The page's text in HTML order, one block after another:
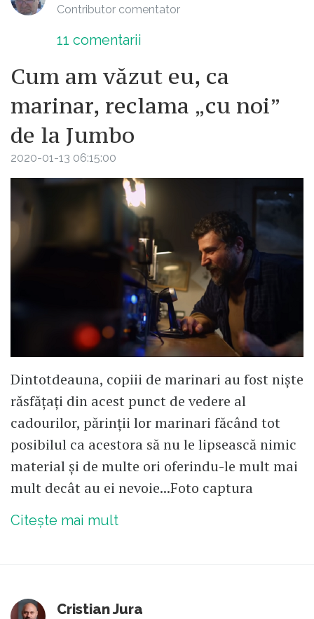
Contributor comentator
11 comentarii
Cum am văzut eu, ca
marinar, reclama „cu noi”
de la Jumbo
2020-01-13 06:15:00
Dintotdeauna, copiii de marinari au fost niște
răsfățați din acest punct de vedere al
cadourilor, părinții lor marinari făcând tot
posibilul ca acestora să nu le lipsească nimic
material și de multe ori oferindu-le mult mai
mult decât au ei nevoie...Foto captura
Citește mai mult
Cristian Jura